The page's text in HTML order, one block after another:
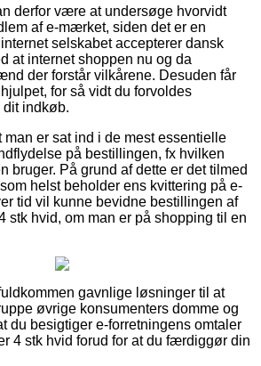
derfor være at undersøge hvorvidt
af e-mærket, siden det er en
selskabet accepterer dansk
at internet shoppen nu og da
der forstår vilkårene. Desuden får
for så vidt du forvoldes
indkøb.
man er sat ind i de mest essentielle
på bestillingen, fx hvilken
bruger. På grund af dette er det tilmed
helst beholder ens kvittering på e-
tid vil kunne bevidne bestillingen af
stk hvid, om man er på shopping til en
gavnlige løsninger til at
øvrige konsumenters domme og
du besigtiger e-forretningens omtaler
4 stk hvid forud for at du færdiggør din